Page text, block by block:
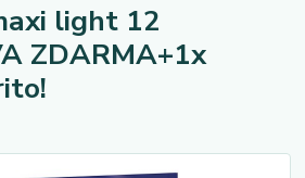
light 12
ZDARMA+1x